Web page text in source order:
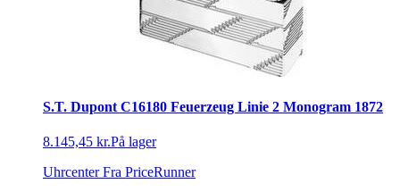
S.T. Dupont C16180 Feuerzeug Linie 2 Monogram 1872
8.145,45 kr.På lager
Uhrcenter Fra PriceRunner